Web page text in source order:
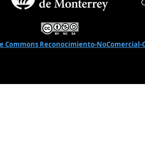
Commons Reconocimiento-